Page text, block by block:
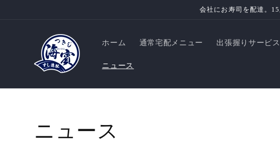
会社にお寿司を配達。
ホーム 通常宅配メニュー 出張握りサービス
ニュース
ニュース